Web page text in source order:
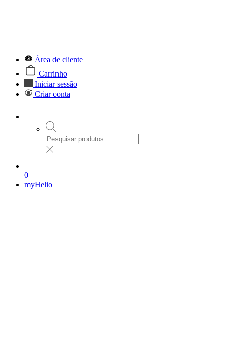
Área de cliente
Carrinho
Iniciar sessão
Criar conta
0
myHelio